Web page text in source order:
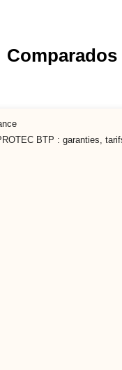
Comparados
BTP : garanties,